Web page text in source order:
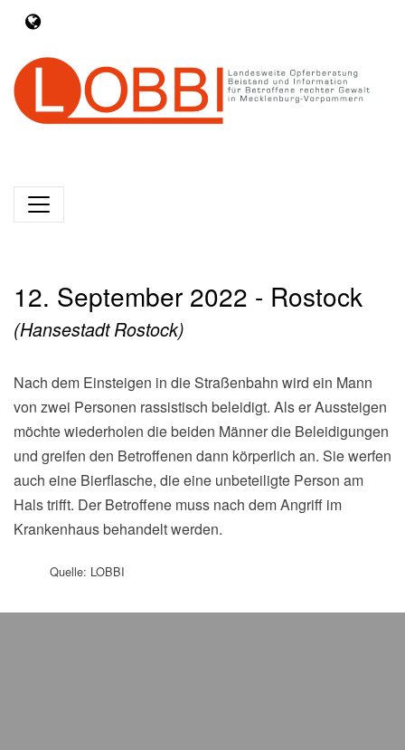
12. September 2022 - Rostock
(Hansestadt Rostock)
Nach dem Einsteigen in die Straßenbahn wird ein Mann
von zwei Personen rassistisch beleidigt. Als er Aussteigen
möchte wiederholen die beiden Männer die Beleidigungen
und greifen den Betroffenen dann körperlich an. Sie werfen
auch eine Bierflasche, die eine unbeteiligte Person am
Hals trifft. Der Betroffene muss nach dem Angriff im
Krankenhaus behandelt werden.
Quelle: LOBBI